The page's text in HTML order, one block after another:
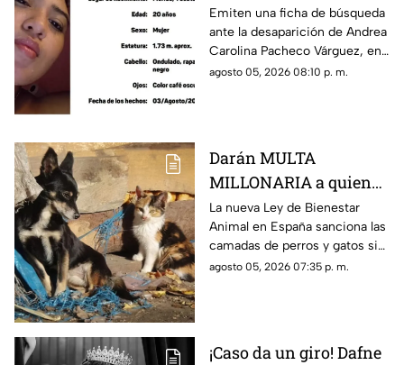
DESAPARECIÓ en
Yucatán hace 72 horas
y esto se sabe
Emiten una ficha de búsqueda
ante la desaparición de Andrea
Carolina Pacheco Várguez, en
la cual se revela dónde fue
agosto 05, 2026 08:10 p. m.
Darán MULTA
MILLONARIA a quienes
cruzan perros y gatos
en su casa sin
autorización; esto se
sabe
La nueva Ley de Bienestar
Animal en España sanciona las
camadas de perros y gatos sin
autorización con multas que
agosto 05, 2026 07:35 p. m.
¡Caso da un giro! Dafne